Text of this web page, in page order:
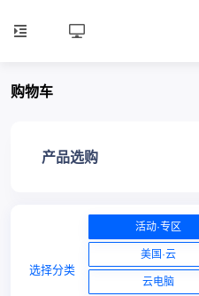
购物车
产品选购
选择分类
活动·专区
美国·云
云电脑